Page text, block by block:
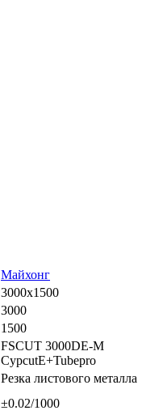
Майхонг
3000х1500
3000
1500
FSCUT 3000DE-M
CypcutE+Tubepro
Резка листового металла
±0.02/1000